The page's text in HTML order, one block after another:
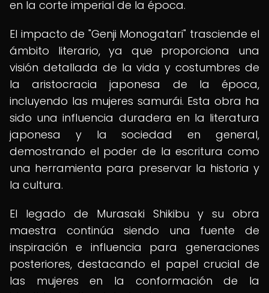
en la corte imperial de la época.
El impacto de "Genji Monogatari" trasciende el
ámbito literario, ya que proporciona una
visión detallada de la vida y costumbres de
la aristocracia japonesa de la época,
incluyendo las mujeres samurái. Esta obra ha
sido una influencia duradera en la literatura
japonesa y la sociedad en general,
demostrando el poder de la escritura como
una herramienta para preservar la historia y
la cultura.
El legado de Murasaki Shikibu y su obra
maestra continúa siendo una fuente de
inspiración e influencia para generaciones
posteriores, destacando el papel crucial de
las mujeres en la conformación de la